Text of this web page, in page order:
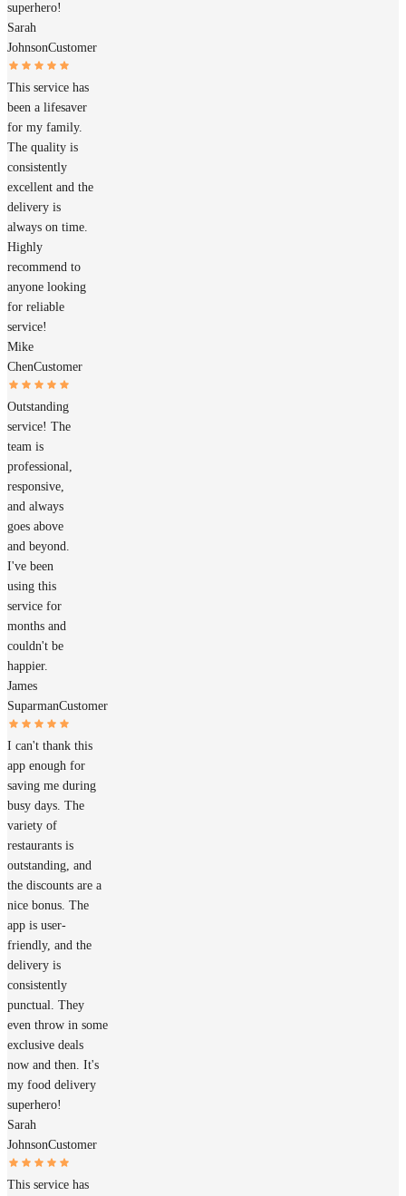
superhero!
Sarah
JohnsonCustomer
This service has
been a lifesaver
for my family.
The quality is
consistently
excellent and the
delivery is
always on time.
Highly
recommend to
anyone looking
for reliable
service!
Mike
ChenCustomer
Outstanding
service! The
team is
professional,
responsive,
and always
goes above
and beyond.
I've been
using this
service for
months and
couldn't be
happier.
James
SuparmanCustomer
I can't thank this
app enough for
saving me during
busy days. The
variety of
restaurants is
outstanding, and
the discounts are a
nice bonus. The
app is user-
friendly, and the
delivery is
consistently
punctual. They
even throw in some
exclusive deals
now and then. It's
my food delivery
superhero!
Sarah
JohnsonCustomer
This service has